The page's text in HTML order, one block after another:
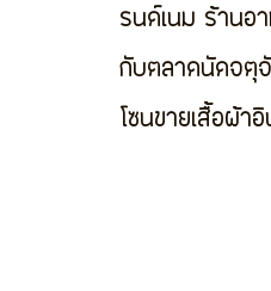
รนด์เนม ร้านอ
กับตลาดนัดจตุ
โซนขายเสื้อผ้า